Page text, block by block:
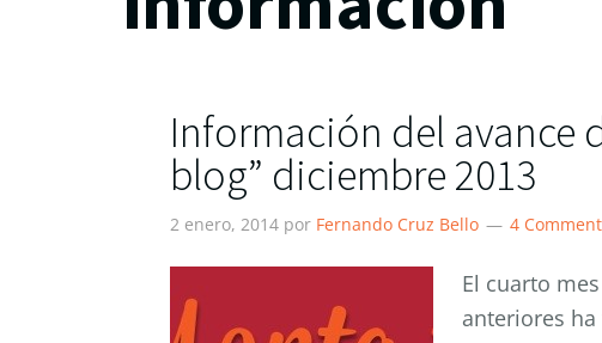
Información del avance
blog” diciembre 2013
2 enero, 2014 por Fernando Cruz Bello 4
El cuarto
anteriores